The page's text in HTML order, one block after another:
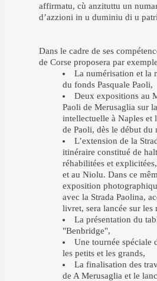
affirmatu, cù anzituttu un
d’azzioni in u duminiu di u
Dans le cadre de ses
de Corse proposera par
La numérisation et la
du fonds Pasquale Paoli,
Deux expositions au
Paoli de Merusaglia sur
intellectuelle à Naples et
de Paoli, dès le début du
L’extension de la
itinéraire constitué de
réhabilitées et
et au Niolu. Dans ce
exposition
avec la Strada Paolina,
livret, sera lancée sur les
La présentation du
"Benbridge",
Une tournée spéciale
les petits et les grands,
La finalisation des
de A Merusaglia et le